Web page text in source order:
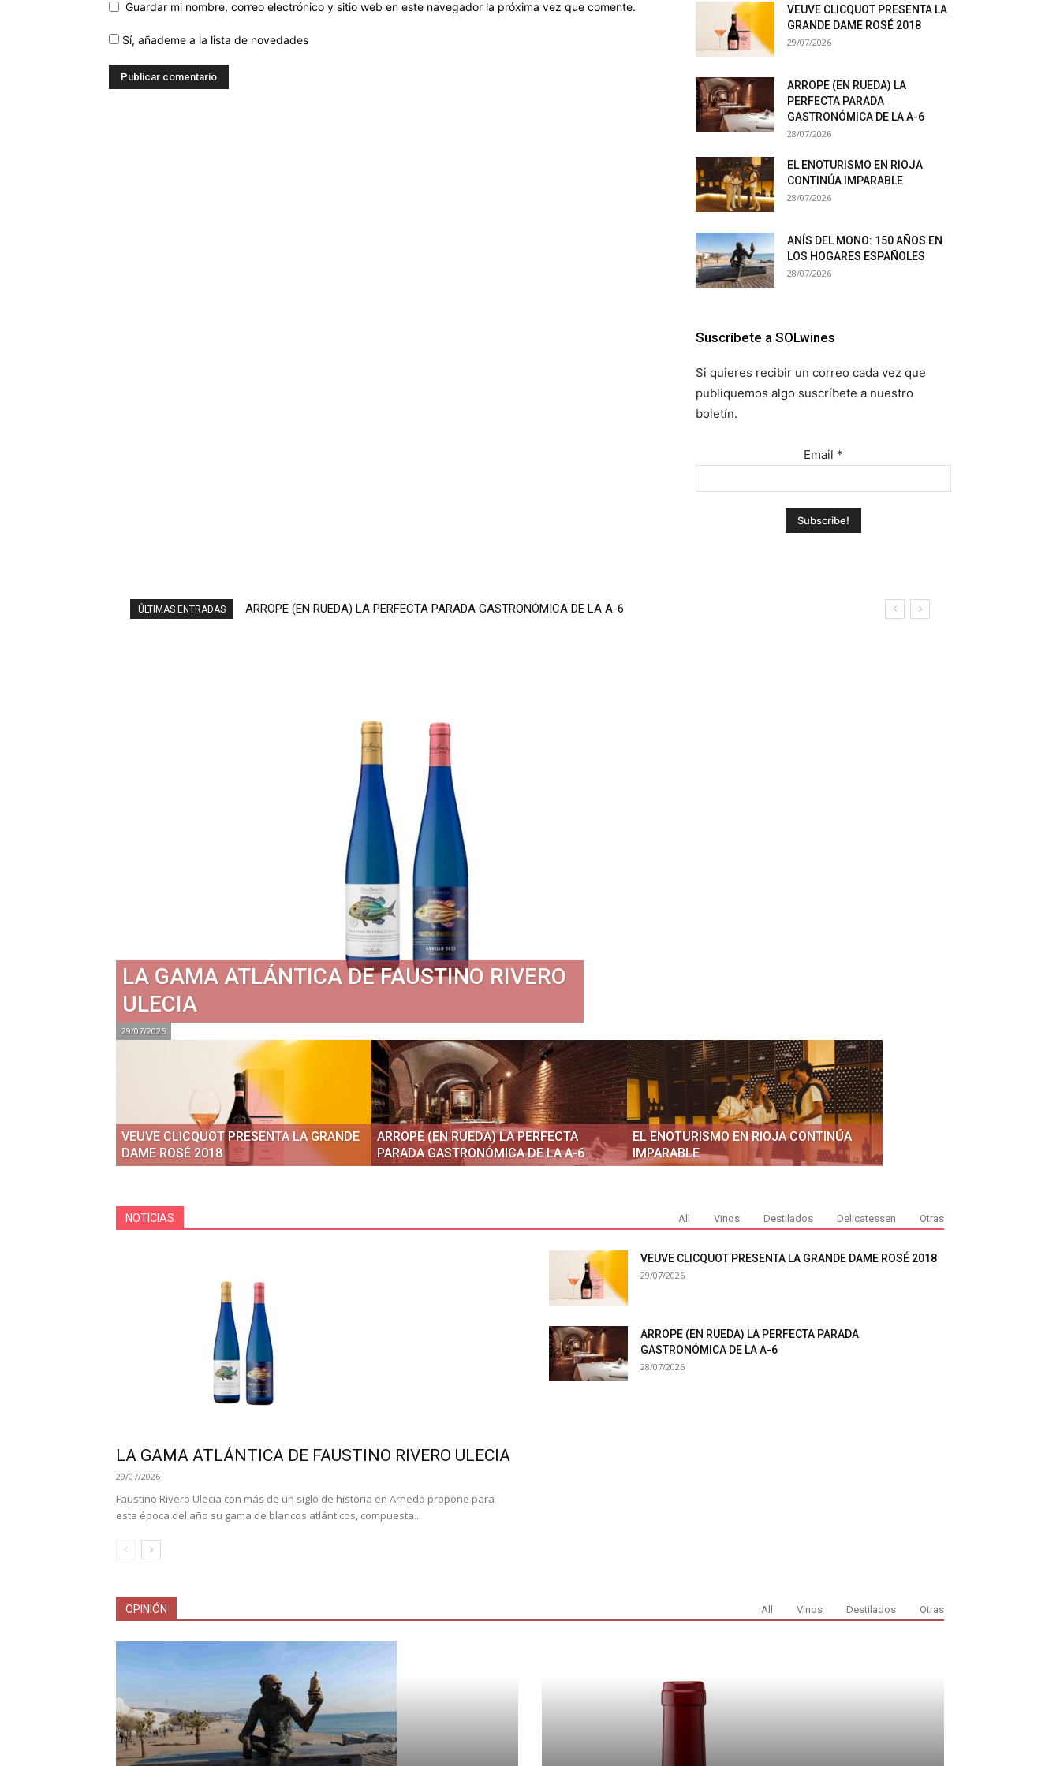
Guardar mi nombre, correo electrónico y sitio web en este navegador la próxima vez que comente.
Sí, añademe a la lista de novedades
VEUVE CLICQUOT PRESENTA LA
GRANDE DAME ROSÉ 2018
29/07/2026
ARROPE (EN RUEDA) LA
PERFECTA PARADA
GASTRONÓMICA DE LA A-6
28/07/2026
EL ENOTURISMO EN RIOJA
CONTINÚA IMPARABLE
28/07/2026
ANÍS DEL MONO: 150 AÑOS EN
LOS HOGARES ESPAÑOLES
28/07/2026
Suscríbete a SOLwines
Si quieres recibir un correo cada vez que
publiquemos algo suscríbete a nuestro
boletín.
Email *
ÚLTIMAS ENTRADAS ARROPE (EN RUEDA) LA PERFECTA PARADA GASTRONÓMICA DE LA A-6
EL ENOTURISMO EN RIOJA CONTINÚA IMPARABLE
LA GAMA ATLÁNTICA DE FAUSTINO RIVERO
ULECIA
29/07/2026
VEUVE CLICQUOT PRESENTA LA GRANDE
DAME ROSÉ 2018
ARROPE (EN RUEDA) LA PERFECTA
PARADA GASTRONÓMICA DE LA A-6
EL ENOTURISMO EN RIOJA CONTINÚA
IMPARABLE
NOTICIAS All Vinos Destilados Delicatessen Otras
LA GAMA ATLÁNTICA DE FAUSTINO RIVERO ULECIA
29/07/2026
Faustino Rivero Ulecia con más de un siglo de historia en Arnedo propone para
esta época del año su gama de blancos atlánticos, compuesta...
VEUVE CLICQUOT PRESENTA LA GRANDE DAME ROSÉ 2018
29/07/2026
ARROPE (EN RUEDA) LA PERFECTA PARADA
GASTRONÓMICA DE LA A-6
28/07/2026
OPINIÓN All Vinos Destilados Otras